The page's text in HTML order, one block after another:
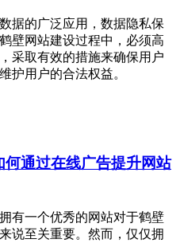
据的广泛应用，数据隐私保
壁网站建设过程中，必须高
采取有效的措施来确保用户
护用户的合法权益。
何通过在线广告提升网站
有一个优秀的网站对于鹤壁
说至关重要。然而，仅仅拥